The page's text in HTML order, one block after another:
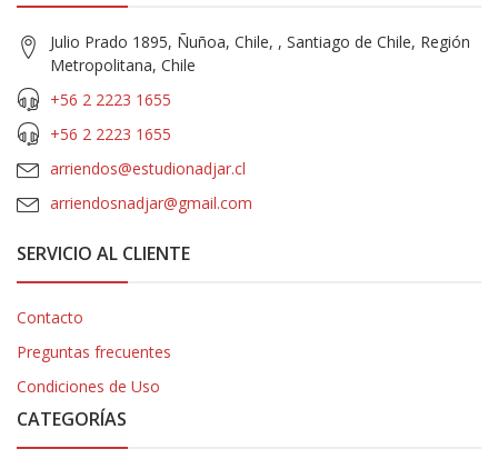
Julio Prado 1895, Ñuñoa, Chile, , Santiago de Chile, Región
Metropolitana, Chile
+56 2 2223 1655
+56 2 2223 1655
arriendos@estudionadjar.cl
arriendosnadjar@gmail.com
SERVICIO AL CLIENTE
Contacto
Preguntas frecuentes
Condiciones de Uso
CATEGORÍAS